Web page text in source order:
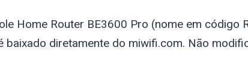
Home Router BE3600 Pro (nome em código
baixado diretamente do miwifi.com. Não